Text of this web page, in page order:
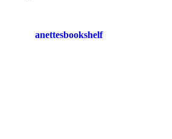
anettesbookshelf